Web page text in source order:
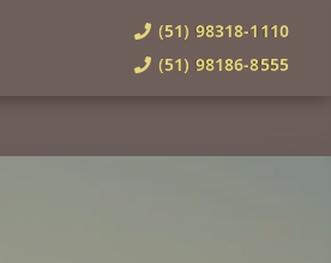
(51) 98318-1110
(51) 98186-8555